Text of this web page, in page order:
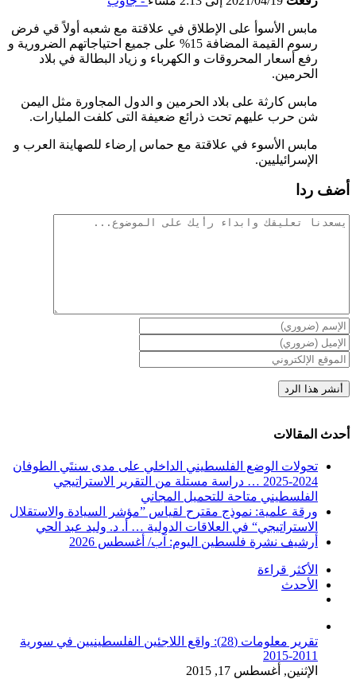
مابس الأسوأ على الإطلاق في علاقتة مع شعبه أولاً قي فرض
رسوم القيمة المضافة 15% على جميع احتياجاتهم الضرورية و
رفع أسعار المحروقات و الكهرباء و زياد البطالة في بلاد
الحرمين.
مابس كارثة على بلاد الحرمين و الدول المجاورة مثل اليمن
شن حرب عليهم تحت ذرائع ضعيفة التى كلفت المليارات.
مابس الأسوء في علاقتة مع حماس إرضاء للصهاينة العرب و
الإسرائيليين.
أضف ردا
تعليقات
أحدث المقالات
تحولات الوضع الفلسطيني الداخلي على مدى سنتَي الطوفان
2024-2025 … دراسة مستلة من التقرير الاستراتيجي
الفلسطيني متاحة للتحميل المجاني
ورقة علمية: نموذج مقترح لقياس ”مؤشر السيادة والاستقلال
الاستراتيجي“ في العلاقات الدولية … أ. د. وليد عبد الحي
أرشيف نشرة فلسطين اليوم: آب/ أغسطس 2026
الأكثر قراءة
الأحدث
تقرير معلومات (28): واقع اللاجئين الفلسطينيين في سورية
2011-2015
الإثنين, أغسطس 17, 2015